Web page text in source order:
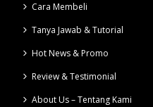
Cara Membeli
Tanya Jawab & Tutorial
Hot News & Promo
Review & Testimonial
About Us – Tentang Kami